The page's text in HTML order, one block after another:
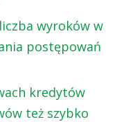
wyroków w
postępowań
kredytów
też szybko